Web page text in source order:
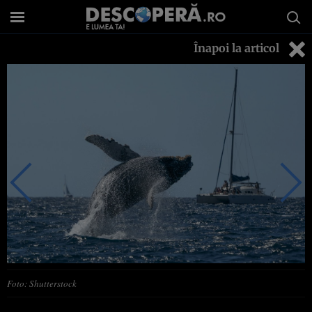
Înapoi la articol
Foto: Shutterstock